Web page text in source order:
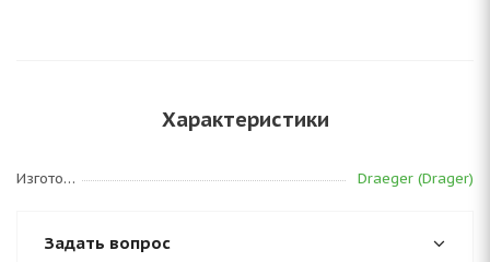
Характеристики
Изготовитель Draeger (Drager)
Задать вопрос